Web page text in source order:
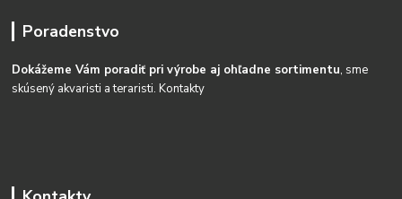
Poradenstvo
Dokážeme Vám poradiť pri výrobe aj ohľadne sortimentu, sme
skúsený akvaristi a teraristi.Kontakty